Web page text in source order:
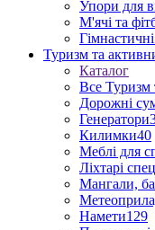
Упори для
М'ячі та
Туризм та
Каталог
Все Туризм
Дорожні
Генератори
Килимки40
Меблі для
Ліхтарі
Мангали,
Намети129